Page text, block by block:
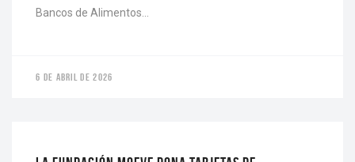
Bancos de Alimentos…
6 DE ABRIL DE 2026